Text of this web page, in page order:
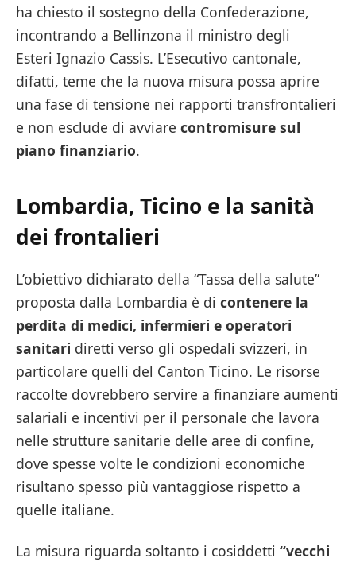
ha chiesto il sostegno della Confederazione,
incontrando a Bellinzona il ministro degli
Esteri Ignazio Cassis. L’Esecutivo cantonale,
difatti, teme che la nuova misura possa aprire
una fase di tensione nei rapporti transfrontalieri
e non esclude di avviare contromisure sul
piano finanziario.
Lombardia, Ticino e la sanità
dei frontalieri
L’obiettivo dichiarato della “Tassa della salute”
proposta dalla Lombardia è di contenere la
perdita di medici, infermieri e operatori
sanitari diretti verso gli ospedali svizzeri, in
particolare quelli del Canton Ticino. Le risorse
raccolte dovrebbero servire a finanziare aumenti
salariali e incentivi per il personale che lavora
nelle strutture sanitarie delle aree di confine,
dove spesse volte le condizioni economiche
risultano spesso più vantaggiose rispetto a
quelle italiane.
La misura riguarda soltanto i cosiddetti “vecchi